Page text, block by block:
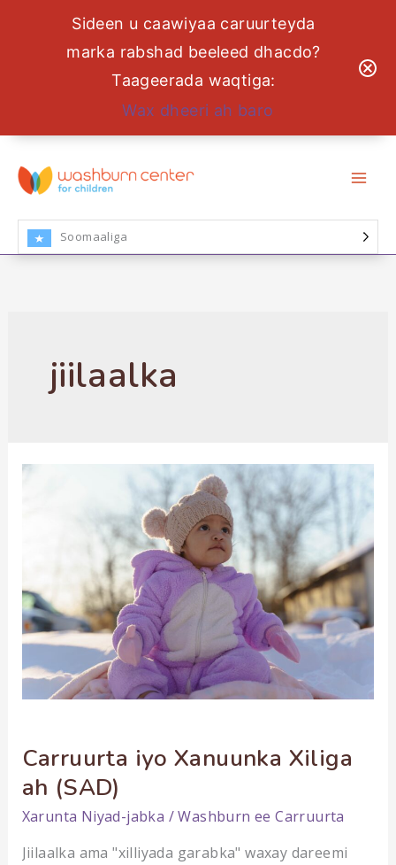
Sideen u caawiyaa caruurteyda
marka rabshad beeleed dhacdo?
Taageerada waqtiga:
Wax dheeri ah baro
bood
nuxurka
Soomaaliga
jiilaalka
Carruurta iyo Xanuunka Xiliga
ah (SAD)
Xarunta Niyad-jabka /Washburn ee Carruurta
Jiilaalka ama "xilliyada garabka" waxay dareemi